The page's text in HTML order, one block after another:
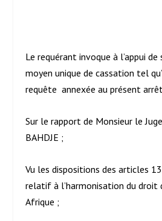
Le requérant invoque à l’appui
moyen unique de cassation tel
requête annexée au présent
Sur le rapport de Monsieur le
BAHDJE ;
Vu les dispositions des articles
relatif à l’harmonisation du droit
Afrique ;